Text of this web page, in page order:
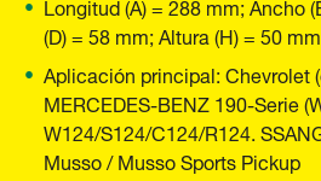
(D) = 58 mm; Altura (H) = 50 mm
Aplicación principal: Chevrolet
MERCEDES-BENZ 190-Serie
W124/S124/C124/R124.
Musso / Musso Sports Pickup